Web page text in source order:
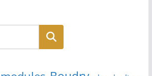
Rechercher